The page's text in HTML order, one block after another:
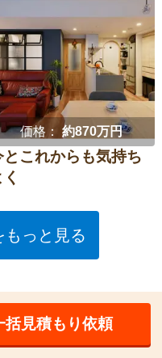
価格：約870万円
とこれからも気持ち
もっと見る
括見積もり依頼